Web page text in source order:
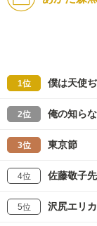
1位 僕は天使
2位 俺の知ら
3位 東京節
4位 佐藤敬子
5位 沢尻エリカ